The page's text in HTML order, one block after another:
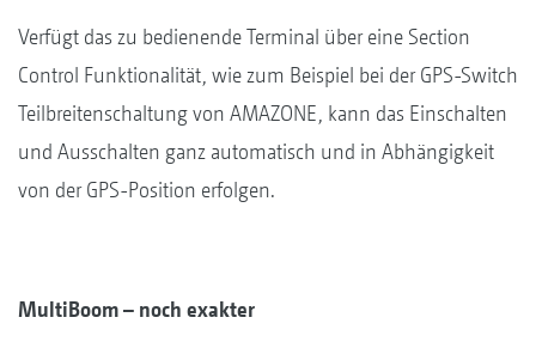
Verfügt das zu bedienende Terminal über eine Section
Control Funktionalität, wie zum Beispiel bei der GPS-Switch
Teilbreitenschaltung von AMAZONE, kann das Einschalten
und Ausschalten ganz automatisch und in Abhängigkeit
von der GPS-Position erfolgen.
MultiBoom – noch exakter